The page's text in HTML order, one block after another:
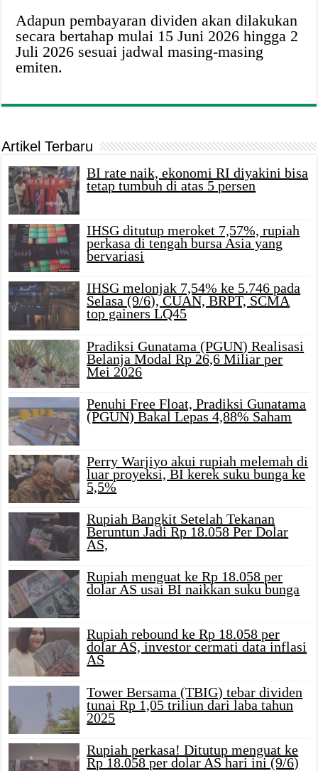
Adapun pembayaran dividen akan dilakukan
secara bertahap mulai 15 Juni 2026 hingga 2
Juli 2026 sesuai jadwal masing-masing
emiten.
Artikel Terbaru
BI rate naik, ekonomi RI diyakini bisa
tetap tumbuh di atas 5 persen
IHSG ditutup meroket 7,57%, rupiah
perkasa di tengah bursa Asia yang
bervariasi
IHSG melonjak 7,54% ke 5.746 pada
Selasa (9/6), CUAN, BRPT, SCMA
top gainers LQ45
Pradiksi Gunatama (PGUN) Realisasi
Belanja Modal Rp 26,6 Miliar per
Mei 2026
Penuhi Free Float, Pradiksi Gunatama
(PGUN) Bakal Lepas 4,88% Saham
Perry Warjiyo akui rupiah melemah di
luar proyeksi, BI kerek suku bunga ke
5,5%
Rupiah Bangkit Setelah Tekanan
Beruntun Jadi Rp 18.058 Per Dolar
AS,
Rupiah menguat ke Rp 18.058 per
dolar AS usai BI naikkan suku bunga
Rupiah rebound ke Rp 18.058 per
dolar AS, investor cermati data inflasi
AS
Tower Bersama (TBIG) tebar dividen
tunai Rp 1,05 triliun dari laba tahun
2025
Rupiah perkasa! Ditutup menguat ke
Rp 18.058 per dolar AS hari ini (9/6)